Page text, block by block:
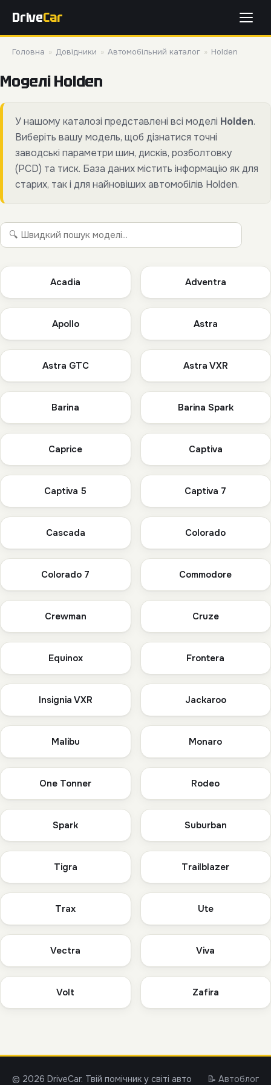
DriveCar
Головна » Довідники » Автомобільний каталог » Holden
Моделі Holden
У нашому каталозі представлені всі моделі Holden.
Виберіть вашу модель, щоб дізнатися точні
заводські параметри шин, дисків, розболтовку
(PCD) та тиск. База даних містить інформацію як для
старих, так і для найновіших автомобілів Holden.
Acadia Adventra
Apollo Astra
Astra GTC Astra VXR
Barina Barina Spark
Caprice Captiva
Captiva 5 Captiva 7
Cascada Colorado
Colorado 7 Commodore
Crewman Cruze
Equinox Frontera
Insignia VXR Jackaroo
Malibu Monaro
One Tonner Rodeo
Spark Suburban
Tigra Trailblazer
Trax Ute
Vectra Viva
Volt Zafira
© 2026 DriveCar. Твій помічник у світі авто 📝 Автоблог